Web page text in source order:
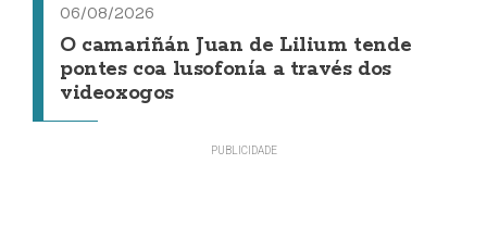
06/08/2026
O camariñán Juan de Lilium tende
pontes coa lusofonía a través dos
videoxogos